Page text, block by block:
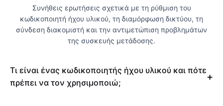
Συνήθεις ερωτήσεις σχετικά με τη ρύθμιση του
κωδικοποιητή ήχου υλικού, τη διαμόρφωση δικτύου, τη
σύνδεση διακομιστή και την αντιμετώπιση προβλημάτων
της συσκευής μετάδοσης.
Τι είναι ένας κωδικοποιητής ήχου υλικού και πότε
πρέπει να τον χρησιμοποιώ;